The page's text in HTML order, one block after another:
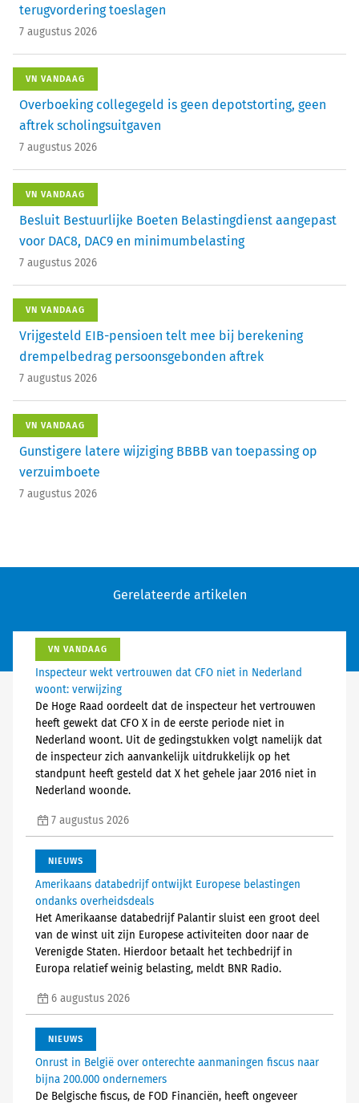
terugvordering toeslagen
7 augustus 2026
VN VANDAAG
Overboeking collegegeld is geen depotstorting, geen
aftrek scholingsuitgaven
7 augustus 2026
VN VANDAAG
Besluit Bestuurlijke Boeten Belastingdienst aangepast
voor DAC8, DAC9 en minimumbelasting
7 augustus 2026
VN VANDAAG
Vrijgesteld EIB-pensioen telt mee bij berekening
drempelbedrag persoonsgebonden aftrek
7 augustus 2026
VN VANDAAG
Gunstigere latere wijziging BBBB van toepassing op
verzuimboete
7 augustus 2026
Gerelateerde artikelen
VN VANDAAG
Inspecteur wekt vertrouwen dat CFO niet in Nederland
woont: verwijzing
De Hoge Raad oordeelt dat de inspecteur het vertrouwen
heeft gewekt dat CFO X in de eerste periode niet in
Nederland woont. Uit de gedingstukken volgt namelijk dat
de inspecteur zich aanvankelijk uitdrukkelijk op het
standpunt heeft gesteld dat X het gehele jaar 2016 niet in
Nederland woonde.
7 augustus 2026
NIEUWS
Amerikaans databedrijf ontwijkt Europese belastingen
ondanks overheidsdeals
Het Amerikaanse databedrijf Palantir sluist een groot deel
van de winst uit zijn Europese activiteiten door naar de
Verenigde Staten. Hierdoor betaalt het techbedrijf in
Europa relatief weinig belasting, meldt BNR Radio.
6 augustus 2026
NIEUWS
Onrust in België over onterechte aanmaningen fiscus naar
bijna 200.000 ondernemers
De Belgische fiscus, de FOD Financiën, heeft ongeveer